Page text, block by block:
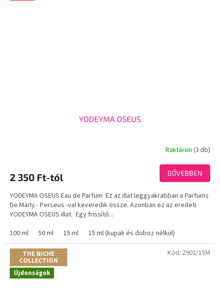
YODEYMA OSEUS
értékelése
ből
3,6
csillag.
Raktáron(3 db)
2 350 Ft-tól BŐVEBBEN
YODEYMA OSEUS Eau de Parfum Ez az illat leggyakrabban a Parfums
De Marly - Perseus -val keveredik össze. Azonban ez az eredeti
YODEYMA OSEUS illat. Egy frissítő...
100 ml
50 ml 15 ml 15 ml (kupak és doboz nélkül)
THE NICHE
COLLECTION
Újdonságok
Kód: 2902/15M